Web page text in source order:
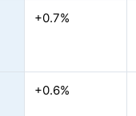
+0.7%
+0.6%